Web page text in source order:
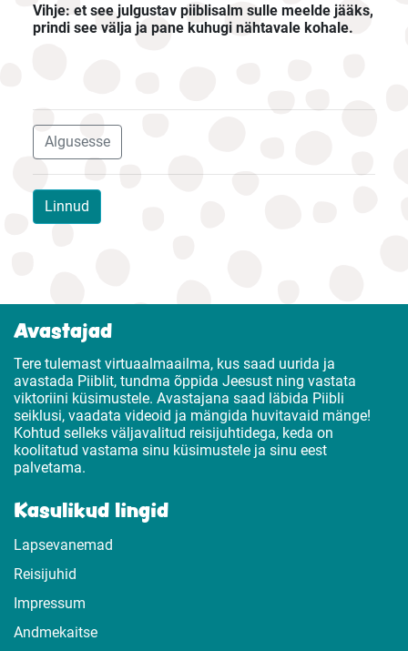
Vihje: et see julgustav piiblisalm sulle meelde jääks,
prindi see välja ja pane kuhugi nähtavale kohale.
Algusesse
Linnud
Avastajad
Tere tulemast virtuaalmaailma, kus saad uurida ja
avastada Piiblit, tundma õppida Jeesust ning vastata
viktoriini küsimustele. Avastajana saad läbida Piibli
seiklusi, vaadata videoid ja mängida huvitavaid mänge!
Kohtud selleks väljavalitud reisijuhtidega, keda on
koolitatud vastama sinu küsimustele ja sinu eest
palvetama.
Kasulikud lingid
Lapsevanemad
Reisijuhid
Impressum
Andmekaitse